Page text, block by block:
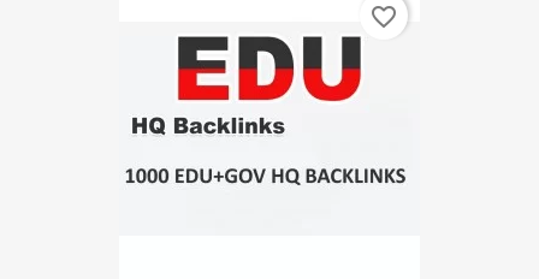
favorite_border